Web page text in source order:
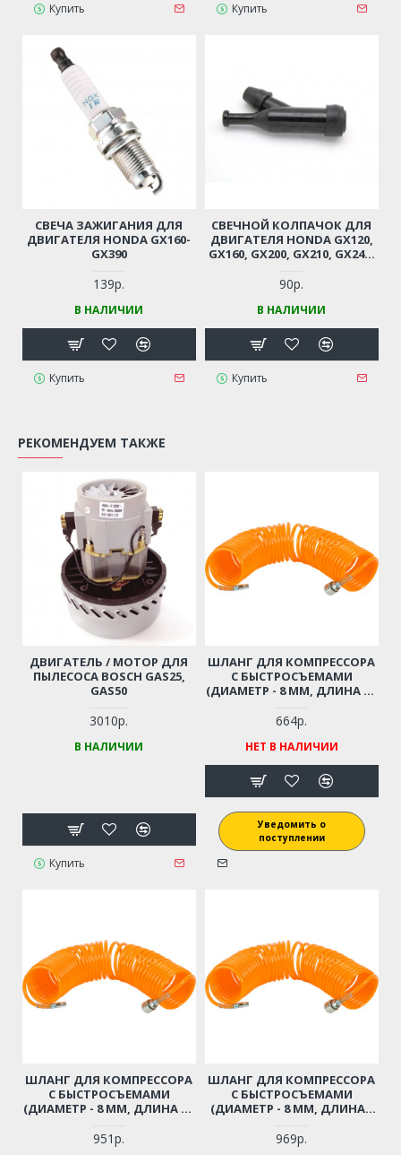
Купить Купить
СВЕЧА ЗАЖИГАНИЯ ДЛЯ
ДВИГАТЕЛЯ HONDA GX160-
GX390
139р.
В НАЛИЧИИ
Купить
СВЕЧНОЙ КОЛПАЧОК ДЛЯ
ДВИГАТЕЛЯ HONDA GX120,
GX160, GX200, GX210, GX240,
90р.
В НАЛИЧИИ
Купить
РЕКОМЕНДУЕМ ТАКЖЕ
ДВИГАТЕЛЬ / МОТОР ДЛЯ
ПЫЛЕСОСА BOSCH GAS25,
GAS50
3010р.
В НАЛИЧИИ
Купить
ШЛАНГ ДЛЯ КОМПРЕССОРА
С БЫСТРОСЪЕМАМИ
(ДИАМЕТР - 8 ММ, ДЛИНА - 6
664р.
НЕТ В НАЛИЧИИ
Уведомить о
поступлении
ШЛАНГ ДЛЯ КОМПРЕССОРА
С БЫСТРОСЪЕМАМИ
(ДИАМЕТР - 8 ММ, ДЛИНА - 9
951р.
ШЛАНГ ДЛЯ КОМПРЕССОРА
С БЫСТРОСЪЕМАМИ
(ДИАМЕТР - 8 ММ, ДЛИНА -
969р.